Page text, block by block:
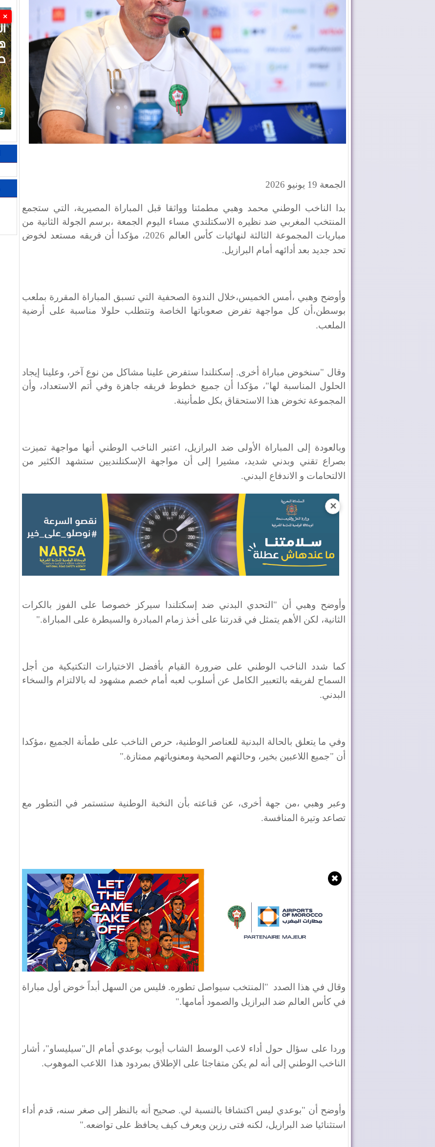
الجمعة 19 يونيو 2026
بدا الناخب الوطني محمد وهبي مطمئنا وواثقا قبل المباراة المصيرية، التي ستجمع
المنتخب المغربي ضد نظيره الاسكتلندي مساء اليوم الجمعة ،برسم الجولة الثانية من
مباريات المجموعة الثالثة لنهائيات كأس العالم 2026، مؤكدا أن فريقه مستعد لخوض
تحد جديد بعد أدائهه أمام البرازيل.
وأوضح وهبي ،أمس الخميس،خلال الندوة الصحفية التي تسبق المباراة المقررة بملعب
بوسطن،أن كل مواجهة تفرض صعوباتها الخاصة وتتطلب حلولا مناسبة على أرضية
الملعب.
وقال "سنخوض مباراة أخرى. إسكتلندا ستفرض علينا مشاكل من نوع آخر، وعلينا إيجاد
الحلول المناسبة لها"، مؤكدا أن جميع خطوط فريقه جاهزة وفي أتم الاستعداد، وأن
المجموعة تخوض هذا الاستحقاق بكل طمأنينة.
وبالعودة إلى المباراة الأولى ضد البرازيل، اعتبر الناخب الوطني أنها مواجهة تميزت
بصراع تقني وبدني شديد، مشيرا إلى أن مواجهة الإسكتلنديين ستشهد الكثير من
الالتحامات و الاندفاع البدني.
✕
وأوضح وهبي أن "التحدي البدني ضد إسكتلندا سيركز خصوصا على الفوز بالكرات
الثانية، لكن الأهم يتمثل في قدرتنا على أخذ زمام المبادرة والسيطرة على المباراة".
كما شدد الناخب الوطني على ضرورة القيام بأفضل الاختيارات التكتيكية من أجل
السماح لفريقه بالتعبير الكامل عن أسلوب لعبه أمام خصم مشهود له بالالتزام والسخاء
البدني.
وفي ما يتعلق بالحالة البدنية للعناصر الوطنية، حرص الناخب على طمأنة الجميع ،مؤكدا
أن "جميع اللاعبين بخير، وحالتهم الصحية ومعنوياتهم ممتازة".
وعبر وهبي ،من جهة أخرى، عن قناعته بأن النخبة الوطنية ستستمر في التطور مع
تصاعد وتيرة المنافسة.
✖
وقال في هذا الصدد "المنتخب سيواصل تطوره. فليس من السهل أبداً خوض أول مباراة
في كأس العالم ضد البرازيل والصمود أمامها".
وردا على سؤال حول أداء لاعب الوسط الشاب أيوب بوعدي أمام ال"سيليساو"، أشار
الناخب الوطني إلى أنه لم يكن متفاجئا على الإطلاق بمردود هذا
اللاعب الموهوب.
وأوضح أن "بوعدي ليس اكتشافا بالنسبة لي. صحيح أنه بالنظر إلى صغر سنه، قدم أداء
استثنائيا ضد البرازيل، لكنه فتى رزين ويعرف كيف يحافظ على تواضعه".
×